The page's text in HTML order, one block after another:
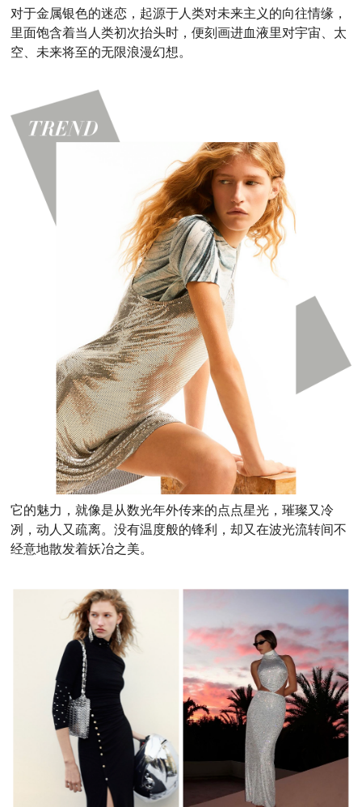
对于金属银色的迷恋，起源于人类对未来主义的向往情缘，
里面饱含着当人类初次抬头时，便刻画进血液里对宇宙、太
空、未来将至的无限浪漫幻想。
它的魅力，就像是从数光年外传来的点点星光，璀璨又冷
冽，动人又疏离。没有温度般的锋利，却又在波光流转间不
经意地散发着妖冶之美。